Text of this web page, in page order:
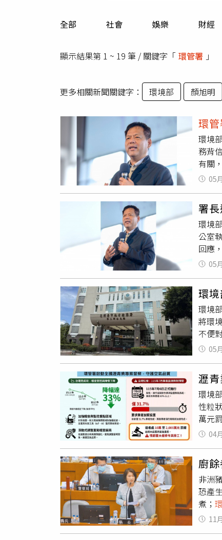
全部 社會 娛樂 財經
顯示結果第 1 ~ 19 筆 / 關鍵字「 環管署 」
更多相關新聞關鍵字： 環境部 顏旭明
環管
環境
務背
有關
官何
人
疑涉
務時
徒刑
仍在
05
署長
環境
公室
回應
上午
方
係指
見案
證。
資料
務推
05
環
環境
將環
不便
05
瀝
環境
性粒
萬元
氣效
善
易產
集塵
科技
04
廚
非洲
恐產
煮；
方政
害
11